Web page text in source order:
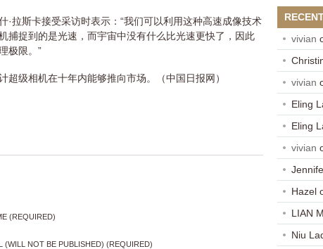
·拉斯卡接受采访时表示：“我们可以利用这种高速成像技术
捕捉到的是光速，而宇宙中没有什么比光速更快了，因此
极限。”
超级相机在十年内能够推向市场。（中国日报网）
(REQUIRED)
(WILL NOT BE PUBLISHED) (REQUIRED)
vivian
vivian
Eling
Eling
vivian
Hazel
LIAN
Niu